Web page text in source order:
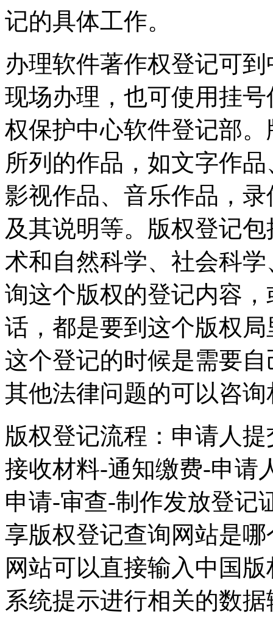
记的具体工作。
办理软件著作权登记可
现场办理，也可使用挂
权保护中心软件登记部
所列的作品，如文字作
影视作品、音乐作品，
及其说明等。版权登记
术和自然科学、社会科
询这个版权的登记内容
话，都是要到这个版权
这个登记的时候是需要
其他法律问题的可以咨
版权登记流程：申请人
接收材料-通知缴费-申请
申请-审查-制作发放登记
享版权登记查询网站是
网站可以直接输入中国
系统提示进行相关的数